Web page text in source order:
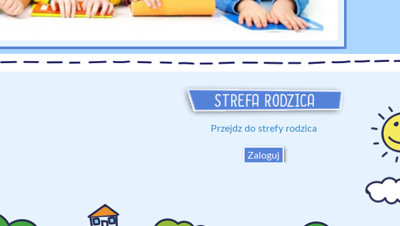
Przejdz do strefy rodzica
Zaloguj